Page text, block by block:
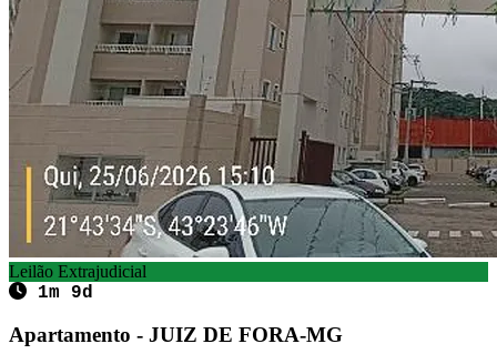
Leilão Extrajudicial
1m 9d
Apartamento - JUIZ DE FORA-MG